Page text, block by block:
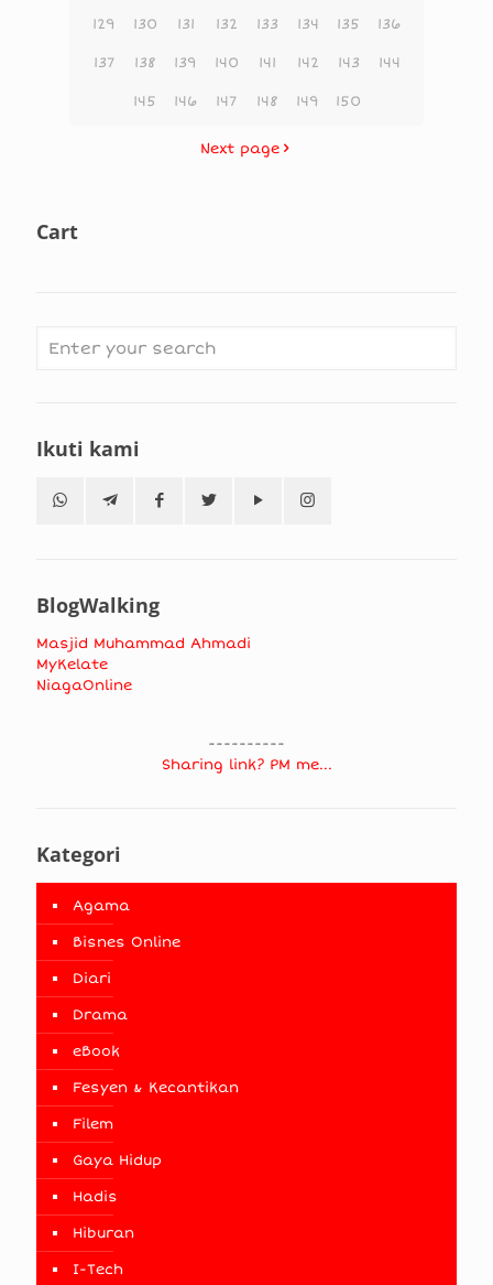
129 130 131 132 133 134 135 136
137 138 139 140 141 142 143 144
145 146 147 148 149 150
Next page
Cart
Ikuti kami
BlogWalking
Masjid Muhammad Ahmadi
MyKelate
NiagaOnline
----------
Sharing link? PM me...
Kategori
Agama
Bisnes Online
Diari
Drama
eBook
Fesyen & Kecantikan
Filem
Gaya Hidup
Hadis
Hiburan
I-Tech